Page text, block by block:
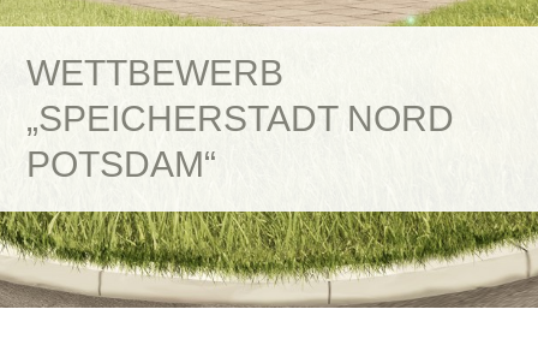
WETTBEWERB
„SPEICHERSTADT NORD
POTSDAM“